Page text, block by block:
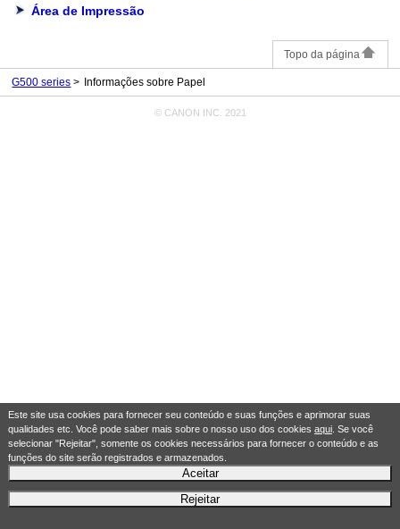
Este site usa cookies para fornecer seu conteúdo e suas funções e aprimorar suas
qualidades etc. Você pode saber mais sobre o nosso uso dos cookies aqui. Se você
selecionar "Rejeitar", somente os cookies necessários para fornecer o conteúdo e as
funções do site serão registrados e armazenados.
Aceitar
Rejeitar
Área de Impressão
Topo da página
G500 series Informações sobre Papel
© CANON INC. 2021